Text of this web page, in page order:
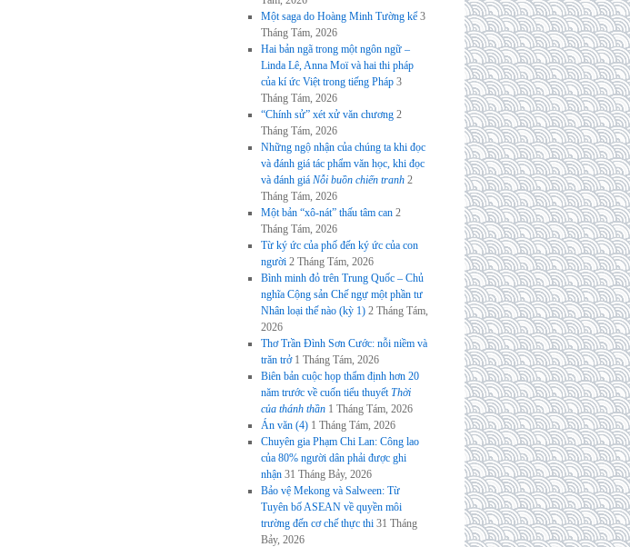
Một saga do Hoàng Minh Tường kể 3
Tháng Tám, 2026
Hai bản ngã trong một ngôn ngữ –
Linda Lê, Anna Moï và hai thi pháp
của kí ức Việt trong tiếng Pháp 3
Tháng Tám, 2026
“Chính sử” xét xử văn chương 2
Tháng Tám, 2026
Những ngộ nhận của chúng ta khi đọc
và đánh giá tác phẩm văn học, khi đọc
và đánh giá Nỗi buồn chiến tranh 2
Tháng Tám, 2026
Một bản “xô-nát” thấu tâm can 2
Tháng Tám, 2026
Từ ký ức của phố đến ký ức của con
người 2 Tháng Tám, 2026
Bình minh đỏ trên Trung Quốc – Chủ
nghĩa Cộng sản Chế ngự một phần tư
Nhân loại thế nào (kỳ 1) 2 Tháng Tám,
2026
Thơ Trần Đình Sơn Cước: nỗi niềm và
trăn trở 1 Tháng Tám, 2026
Biên bản cuộc họp thẩm định hơn 20
năm trước về cuốn tiểu thuyếtThời
của thánh thần 1 Tháng Tám, 2026
Án văn (4) 1 Tháng Tám, 2026
Chuyên gia Phạm Chi Lan: Công lao
của 80% người dân phải được ghi
nhận 31 Tháng Bảy, 2026
Bảo vệ Mekong và Salween: Từ
Tuyên bố ASEAN về quyền môi
trường đến cơ chế thực thi 31 Tháng
Bảy, 2026